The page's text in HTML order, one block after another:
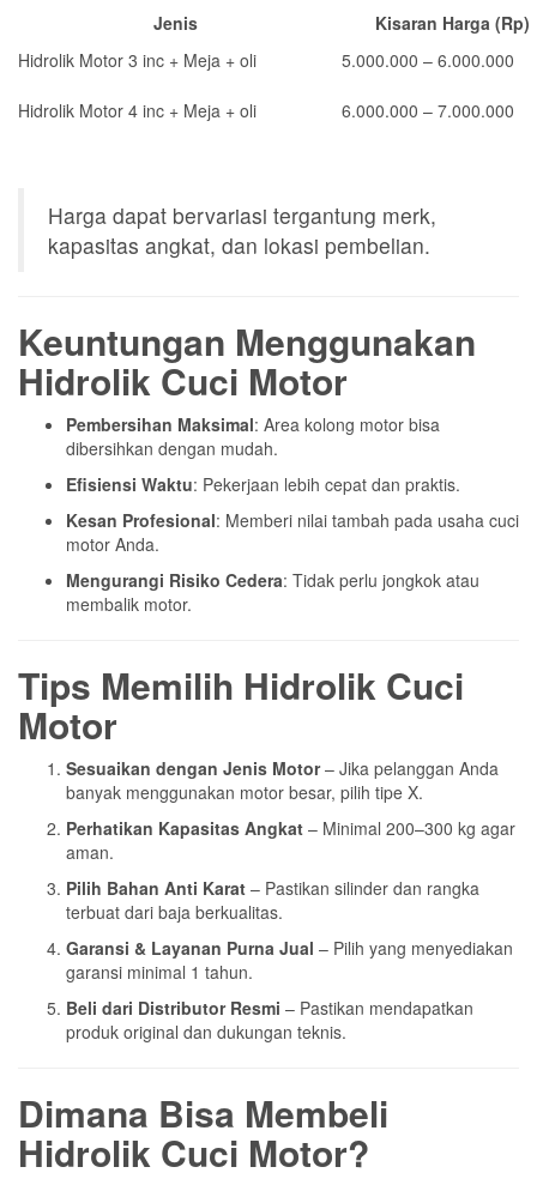
Jenis
Kisaran Harga (Rp)
Hidrolik Motor 3 inc + Meja + oli
5.000.000 – 6.000.000
Hidrolik Motor 4 inc + Meja + oli 6.000.000 – 7.000.000
Harga dapat bervariasi tergantung merk,
kapasitas angkat, dan lokasi pembelian.
Keuntungan Menggunakan
Hidrolik Cuci Motor
Pembersihan Maksimal: Area kolong motor bisa
dibersihkan dengan mudah.
Efisiensi Waktu: Pekerjaan lebih cepat dan praktis.
Kesan Profesional: Memberi nilai tambah pada usaha cuci
motor Anda.
Mengurangi Risiko Cedera: Tidak perlu jongkok atau
membalik motor.
Tips Memilih Hidrolik Cuci
Motor
Sesuaikan dengan Jenis Motor– Jika pelanggan Anda
banyak menggunakan motor besar, pilih tipe X.
Perhatikan Kapasitas Angkat – Minimal 200–300 kg agar
aman.
Pilih Bahan Anti Karat – Pastikan silinder dan rangka
terbuat dari baja berkualitas.
Garansi & Layanan Purna Jual – Pilih yang menyediakan
garansi minimal 1 tahun.
Beli dari Distributor Resmi – Pastikan mendapatkan
produk original dan dukungan teknis.
Dimana Bisa Membeli
Hidrolik Cuci Motor?